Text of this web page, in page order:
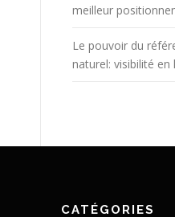
meilleur
Le pouvoir du
naturel: visibilité en
CATÉGORIES